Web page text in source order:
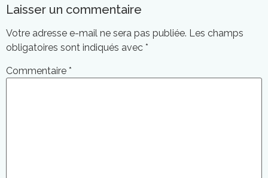
Laisser un commentaire
Votre adresse e-mail ne sera pas publiée. Les champs
obligatoires sont indiqués avec *
Commentaire *